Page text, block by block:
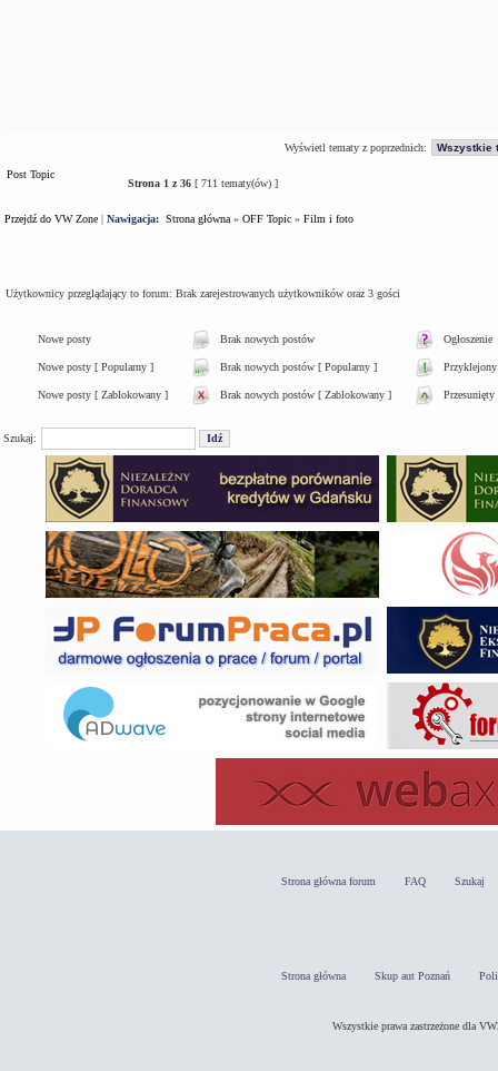
Wyświetl tematy z poprzednich:
Post Topic
Strona 1 z36 [ 711 tematy(ów) ]
Przejdź do VW Zone | Nawigacja: Strona główna » OFF Topic » Film i foto
Użytkownicy przeglądający to forum: Brak zarejestrowanych użytkowników oraz 3 gości
Nowe posty Brak nowych postów Ogłoszenie
Nowe posty [ Popularny ] Brak nowych postów [ Popularny ] Przyklejony
Nowe posty [ Zablokowany ] Brak nowych postów [ Zablokowany ] Przesunięty
Szukaj:
Strona główna forum FAQ Szukaj
Strona główna Skup aut Poznań
Wszystkie prawa zastrzeżone dla